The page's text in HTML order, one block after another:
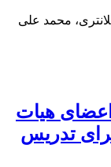
محمد علی
هیات
تدریس